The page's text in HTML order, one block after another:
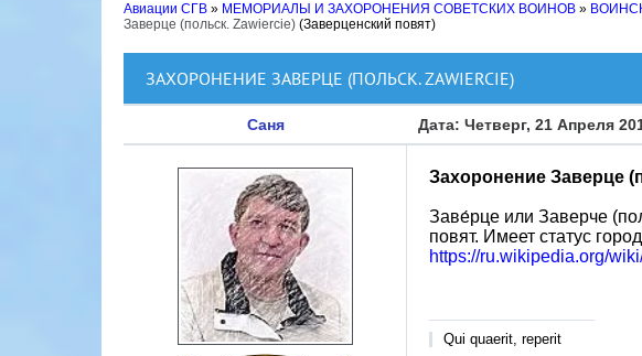
Авиации СГВ » МЕМОРИАЛЫ И ЗАХОРОНЕНИЯ СОВЕТСКИХ ВОИНОВ »
Заверце (польск. Zawiercie) (Заверценский повят)
ЗАХОРОНЕНИЕ ЗАВЕРЦЕ (ПОЛЬСК. ZAWIERCIE)
Саня Дата: Четверг, 21 Апреля
Захоронение Заверце
Заве́рце или Заверче
повят. Имеет статус
https://ru.wikipedia.org/
Qui quaerit, reperit